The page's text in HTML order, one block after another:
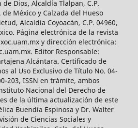
de Dios, Alcaldía Tlalpan, C.P.
de México y Calzada del Hueso
Alcaldía Coyoacán, C.P. 04960,
Página electrónica de la revista
y dirección electrónica:
Editor Responsable:
Alcántara. Certificado de
al Uso Exclusivo de Título No. 04-
203, ISSN en trámite, ambos
Nacional del Derecho de
de la última actualización de este
Buendía Espinosa y Dr. Walter
de Ciencias Sociales y